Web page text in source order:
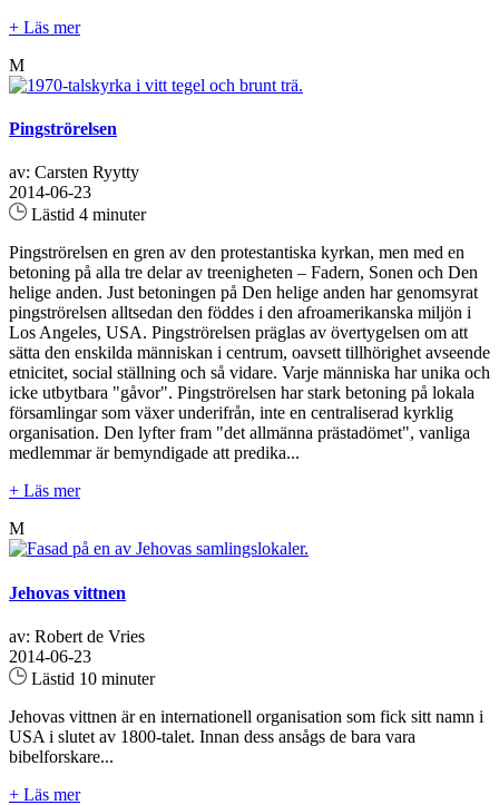
+ Läs mer
M
Pingströrelsen
av: Carsten Ryytty
2014-06-23
Lästid 4 minuter
Pingströrelsen en gren av den protestantiska kyrkan, men med en
betoning på alla tre delar av treenigheten – Fadern, Sonen och Den
helige anden. Just betoningen på Den helige anden har genomsyrat
pingströrelsen alltsedan den föddes i den afroamerikanska miljön i
Los Angeles, USA. Pingströrelsen präglas av övertygelsen om att
sätta den enskilda människan i centrum, oavsett tillhörighet avseende
etnicitet, social ställning och så vidare. Varje människa har unika och
icke utbytbara "gåvor". Pingströrelsen har stark betoning på lokala
församlingar som växer underifrån, inte en centraliserad kyrklig
organisation. Den lyfter fram "det allmänna prästadömet", vanliga
medlemmar är bemyndigade att predika...
+ Läs mer
M
Jehovas vittnen
av: Robert de Vries
2014-06-23
Lästid 10 minuter
Jehovas vittnen är en internationell organisation som fick sitt namn i
USA i slutet av 1800-talet. Innan dess ansågs de bara vara
bibelforskare...
+ Läs mer